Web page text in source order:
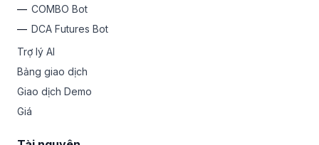
COMBO Bot
DCA Futures Bot
Trợ lý AI
Bảng giao dịch
Giao dịch Demo
Giá